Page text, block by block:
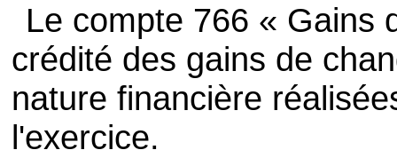
Le compte 766 « Gains
crédité des gains de
nature financière
l'exercice.